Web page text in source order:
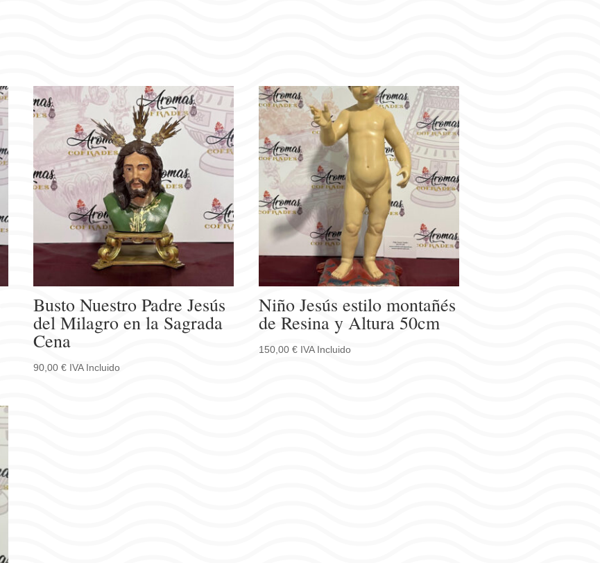
Busto Nuestro Padre Jesús
del Milagro en la Sagrada
Cena
90,00 € IVA Incluido
Niño Jesús estilo montañés
de Resina y Altura 50cm
150,00 € IVA Incluido